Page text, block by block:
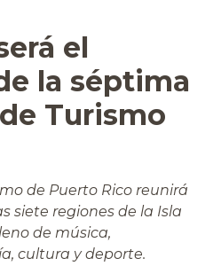
el
la séptima
Turismo
de Puerto Rico reunirá
siete regiones de la Isla
de música,
cultura y deporte.